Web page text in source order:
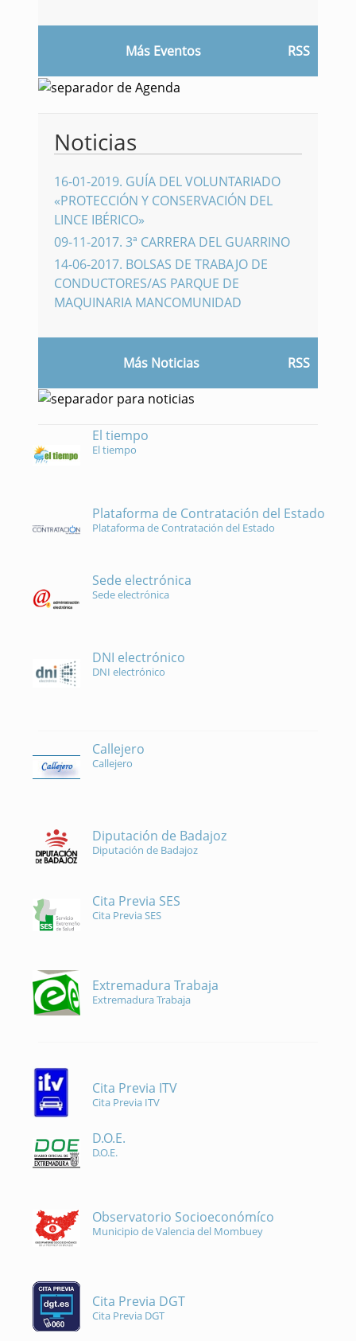
Más Eventos RSS
Noticias
16-01-2019. GUÍA DEL VOLUNTARIADO
«PROTECCIÓN Y CONSERVACIÓN DEL
LINCE IBÉRICO»
09-11-2017. 3ª CARRERA DEL GUARRINO
14-06-2017. BOLSAS DE TRABAJO DE
CONDUCTORES/AS PARQUE DE
MAQUINARIA MANCOMUNIDAD
Más Noticias RSS
El tiempo
El tiempo
Plataforma de Contratación del Estado
Plataforma de Contratación del Estado
Sede electrónica
Sede electrónica
DNI electrónico
DNI electrónico
Callejero
Callejero
Diputación de Badajoz
Diputación de Badajoz
Cita Previa SES
Cita Previa SES
Extremadura Trabaja
Extremadura Trabaja
Cita Previa ITV
Cita Previa ITV
D.O.E.
D.O.E.
Observatorio Socioeconómíco
Municipio de Valencia del Mombuey
Cita Previa DGT
Cita Previa DGT